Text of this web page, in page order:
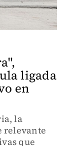
ligada
en
la
relevante
que